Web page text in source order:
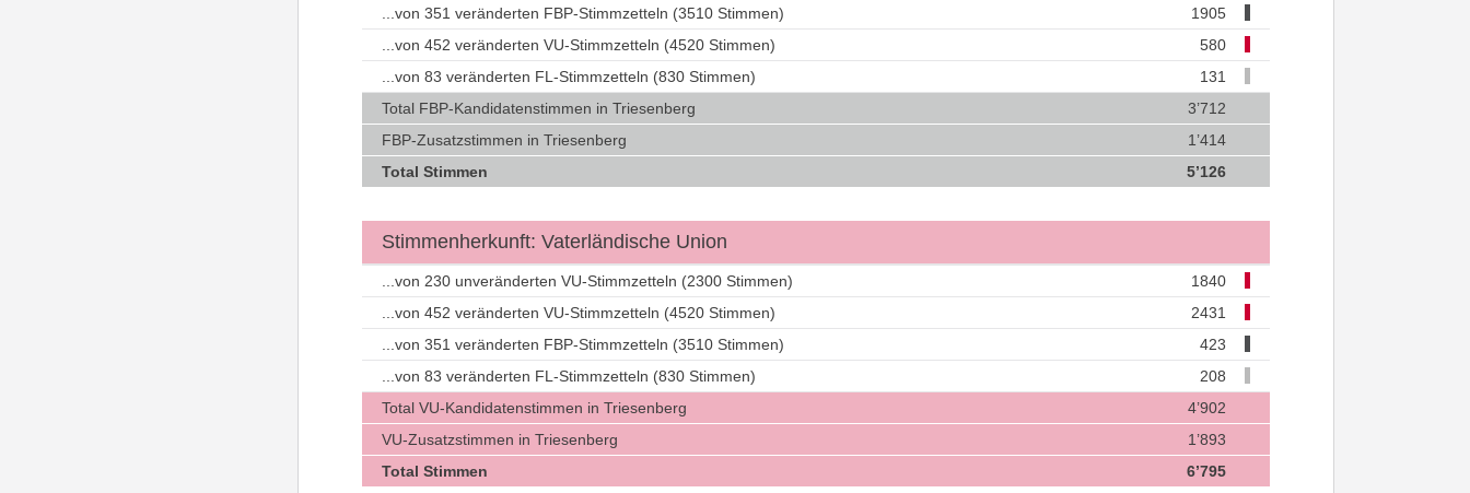
...von 351 veränderten FBP-Stimmzetteln (3510 Stimmen)
1905
...von 452 veränderten VU-Stimmzetteln (4520 Stimmen)
580
...von 83 veränderten FL-Stimmzetteln (830 Stimmen)
131
Total FBP-Kandidatenstimmen in Triesenberg
3’712
FBP-Zusatzstimmen in Triesenberg
1’414
Total Stimmen
5’126
Stimmenherkunft: Vaterländische Union
...von 230 unveränderten VU-Stimmzetteln (2300 Stimmen)
1840
...von 452 veränderten VU-Stimmzetteln (4520 Stimmen)
2431
...von 351 veränderten FBP-Stimmzetteln (3510 Stimmen)
423
...von 83 veränderten FL-Stimmzetteln (830 Stimmen)
208
Total VU-Kandidatenstimmen in Triesenberg
4’902
VU-Zusatzstimmen in Triesenberg
1’893
Total Stimmen
6’795